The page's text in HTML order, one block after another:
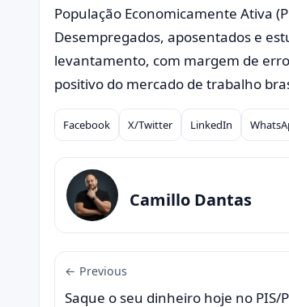
População Economicamente Ativa
Desempregados, aposentados e
levantamento, com margem de
positivo do mercado de trabalho
Compartilhar
Facebook X/Twitter LinkedIn
Camillo Dantas
← Previous
Saque o seu dinheiro hoje no PIS/